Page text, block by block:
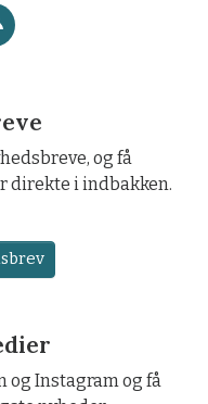
og få
direkte i indbakken.
og Instagram og få